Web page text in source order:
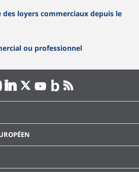
des loyers commerciaux depuis le
ou professionnel